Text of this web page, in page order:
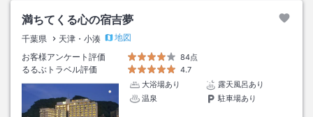
満ちてくる心の宿吉夢
千葉県 天津・小湊
地図
お客様アンケート評価
84点
るるぶトラベル評価
4.7
大浴場あり
露天風呂あり
温泉
駐車場あり